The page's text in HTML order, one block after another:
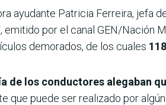
ayudante Patricia Ferreira, jefa
emitido por el canal GEN/
demorados, de los cuales
de los conductores alegaban
que puede ser realizado por